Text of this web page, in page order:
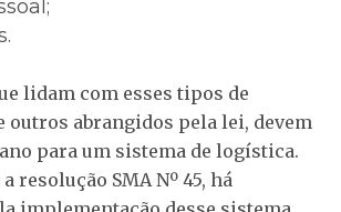
lidam com esses tipos de
outros abrangidos pela lei, devem
para um sistema de logística.
resolução SMA Nº 45, há